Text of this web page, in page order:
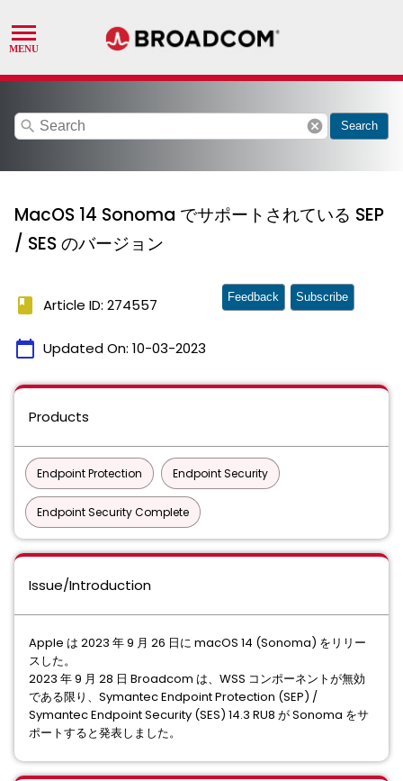
search cancel Search
MacOS 14 Sonoma でサポートされている SEP
/ SES のバージョン
book Article ID: 274557
calendar_today Updated On: 10-03-2023
Feedback Subscribe
Products
Endpoint Protection Endpoint Security
Endpoint Security Complete
Issue/Introduction
Apple は 2023 年 9 月 26 日に macOS 14 (Sonoma) をリリー
スした。
2023 年 9 月 28 日 Broadcom は、WSS コンポーネントが無効
である限り、Symantec Endpoint Protection (SEP) /
Symantec Endpoint Security (SES) 14.3 RU8 が Sonoma をサ
ポートすると発表しました。